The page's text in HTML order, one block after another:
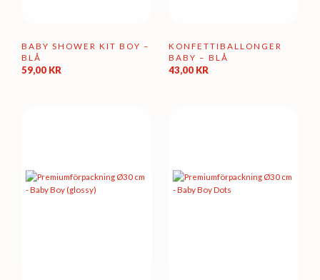
BABY SHOWER KIT BOY –
BLÅ
59,00 KR
KONFETTIBALLONGER
BABY – BLÅ
43,00 KR